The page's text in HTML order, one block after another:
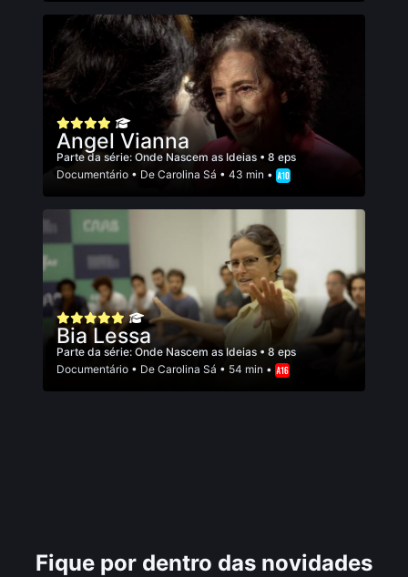
Angel Vianna
Parte da série: Onde Nascem as Ideias • 8 eps
Documentário • De Carolina Sá • 43 min •
Bia Lessa
Parte da série: Onde Nascem as Ideias • 8 eps
Documentário • De Carolina Sá • 54 min •
Fique por dentro das novidades